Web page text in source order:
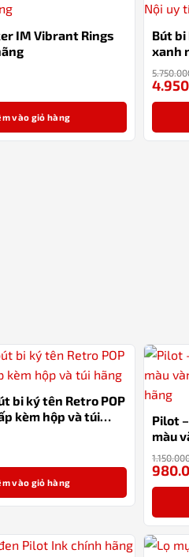
IM Vibrant Rings
vào giỏ hàng
Bút bi
xanh
100%
bi ký tên Retro POP
kèm hộp và túi
vào giỏ hàng
Pilot
màu
túi